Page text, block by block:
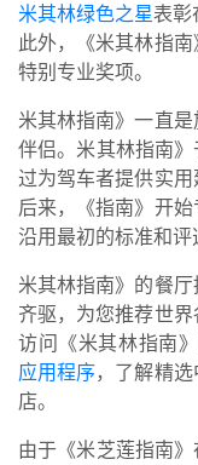
米其林绿色之星表彰
此外，《米其林指
特别专业奖项。
米其林指南》一直
伴侣。米其林指南
过为驾车者提供实用
后来，《指南》开
沿用最初的标准和评
米其林指南》的餐
齐驱，为您推荐世界
访问《米其林指南
应用程序，了解精
店。
由于《米芝莲指南